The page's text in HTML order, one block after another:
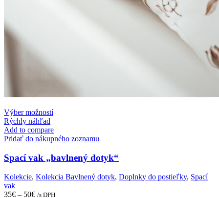
Výber možnostíThis
has
multiple
The
options
may
be
chosen
Rýchly náhľad
Add to compare
Pridať do nákupného zoznamu
Spací vak „bavlnený dotyk“
Kolekcie, Kolekcia Bavlnený dotyk, Doplnky do postieľky, Spací
vak
35€ – 50€ /s DPH